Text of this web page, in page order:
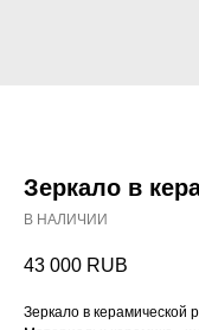
Зеркало в
В НАЛИЧИИ
43 000 RUB
Зеркало в керамической